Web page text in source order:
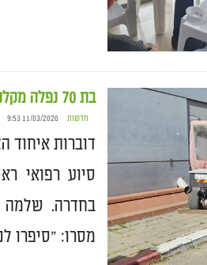
בת 70 נפלה מקלנועית בחדרה – מצבה בינוני
חדשות 11/03/2026 9:53
דוברות איחוד
בחדרה. שלמה
מסרו: "סיפרו